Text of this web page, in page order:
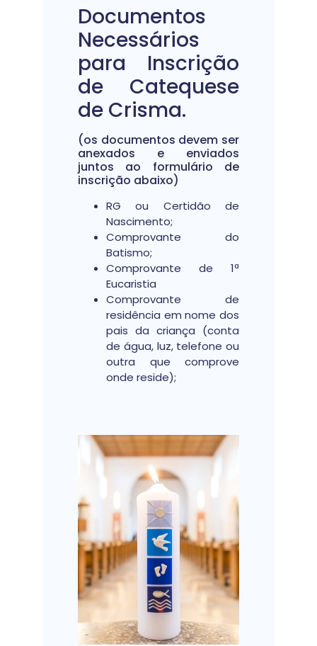
Documentos
Necessários
para Inscrição
de Catequese
de Crisma.
(os documentos devem ser
anexados e enviados
juntos ao formulário de
inscrição abaixo)
RG ou Certidão de
Nascimento;
Comprovante do
Batismo;
Comprovante de 1ª
Eucaristia
Comprovante de
residência em nome dos
pais da criança (conta
de água, luz, telefone ou
outra que comprove
onde reside);